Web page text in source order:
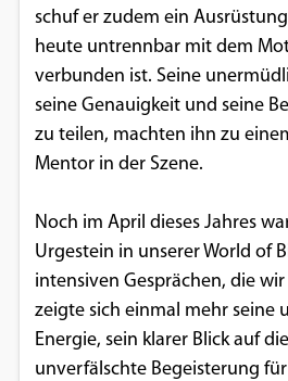
schuf er zudem ein
heute untrennbar mit dem
verbunden ist. Seine
seine Genauigkeit und seine
zu teilen, machten ihn zu
Mentor in der Szene.
Noch im April dieses Jahres
Urgestein in unserer World of
intensiven Gesprächen, die
zeigte sich einmal mehr seine
Energie, sein klarer Blick auf
unverfälschte Begeisterung
Vimeo
Google Maps
Anbieter: